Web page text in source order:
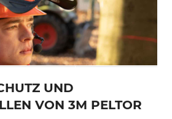
UND
VON 3M PELTOR